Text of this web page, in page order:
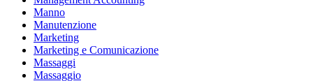
Manno
Manutenzione
Marketing
Marketing e Comunicazione
Massaggi
Massaggio